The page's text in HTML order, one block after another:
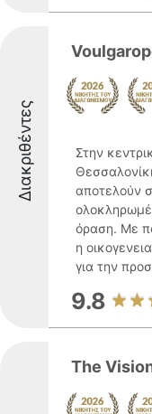
Διακριθέντες
Στην
αποτελούν
όραση. Με
η
για την
9.8
Τhe